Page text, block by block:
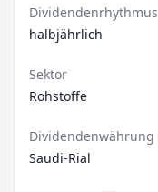
Dividendenrhythmus
halbjährlich
Sektor
Rohstoffe
Dividendenwährung
Saudi-Rial